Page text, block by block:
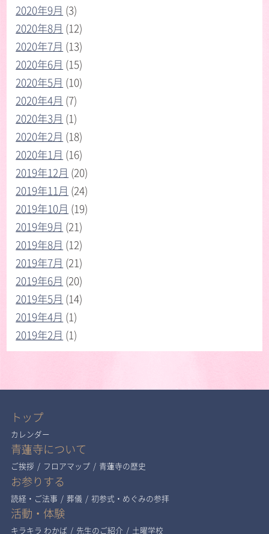
2020年9月 (3)
2020年8月 (12)
2020年7月 (13)
2020年6月 (15)
2020年5月 (10)
2020年4月 (7)
2020年3月 (1)
2020年2月 (18)
2020年1月 (16)
2019年12月 (20)
2019年11月 (24)
2019年10月 (19)
2019年9月 (21)
2019年8月 (12)
2019年7月 (21)
2019年6月 (20)
2019年5月 (14)
2019年4月 (1)
2019年2月 (1)
トップ
カレンダー
青蓮寺について
ご挨拶 / フロアマップ / 青蓮寺の歴史
お参りする
読経・ご法事 / 葬儀 / 初参式・めぐみの参拝
活動・体験
キラキラ わかば / 先生のご紹介 / 土曜学校